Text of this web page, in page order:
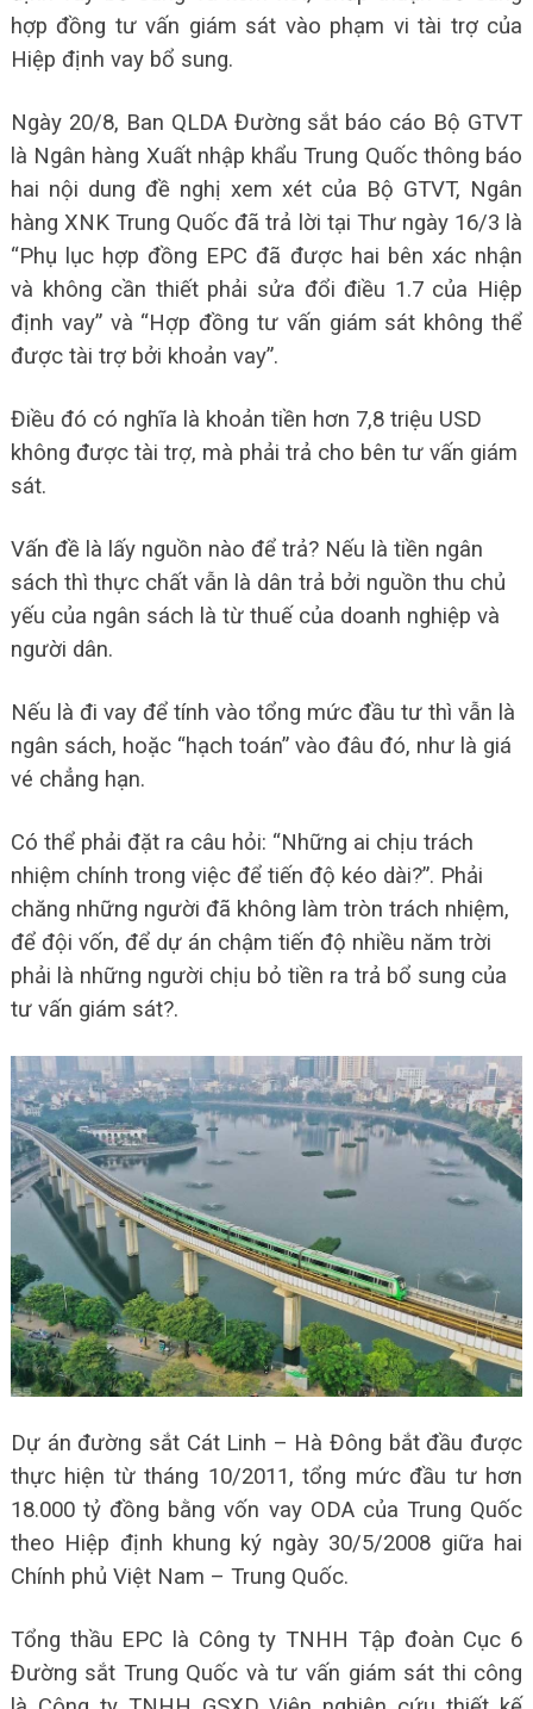
hợp đồng tư vấn giám sát vào phạm vi tài trợ của
Hiệp định vay bổ sung.
Ngày 20/8, Ban QLDA Đường sắt báo cáo Bộ GTVT
là Ngân hàng Xuất nhập khẩu Trung Quốc thông báo
hai nội dung đề nghị xem xét của Bộ GTVT, Ngân
hàng XNK Trung Quốc đã trả lời tại Thư ngày 16/3 là
“Phụ lục hợp đồng EPC đã được hai bên xác nhận
và không cần thiết phải sửa đổi điều 1.7 của Hiệp
định vay” và “Hợp đồng tư vấn giám sát không thể
được tài trợ bởi khoản vay”.
Điều đó có nghĩa là khoản tiền hơn 7,8 triệu USD
không được tài trợ, mà phải trả cho bên tư vấn giám
sát.
Vấn đề là lấy nguồn nào để trả? Nếu là tiền ngân
sách thì thực chất vẫn là dân trả bởi nguồn thu chủ
yếu của ngân sách là từ thuế của doanh nghiệp và
người dân.
Nếu là đi vay để tính vào tổng mức đầu tư thì vẫn là
ngân sách, hoặc “hạch toán” vào đâu đó, như là giá
vé chẳng hạn.
Có thể phải đặt ra câu hỏi: “Những ai chịu trách
nhiệm chính trong việc để tiến độ kéo dài?”. Phải
chăng những người đã không làm tròn trách nhiệm,
để đội vốn, để dự án chậm tiến độ nhiều năm trời
phải là những người chịu bỏ tiền ra trả bổ sung của
tư vấn giám sát?.
Dự án đường sắt Cát Linh – Hà Đông bắt đầu được
thực hiện từ tháng 10/2011, tổng mức đầu tư hơn
18.000 tỷ đồng bằng vốn vay ODA của Trung Quốc
theo Hiệp định khung ký ngày 30/5/2008 giữa hai
Chính phủ Việt Nam – Trung Quốc.
Tổng thầu EPC là Công ty TNHH Tập đoàn Cục 6
Đường sắt Trung Quốc và tư vấn giám sát thi công